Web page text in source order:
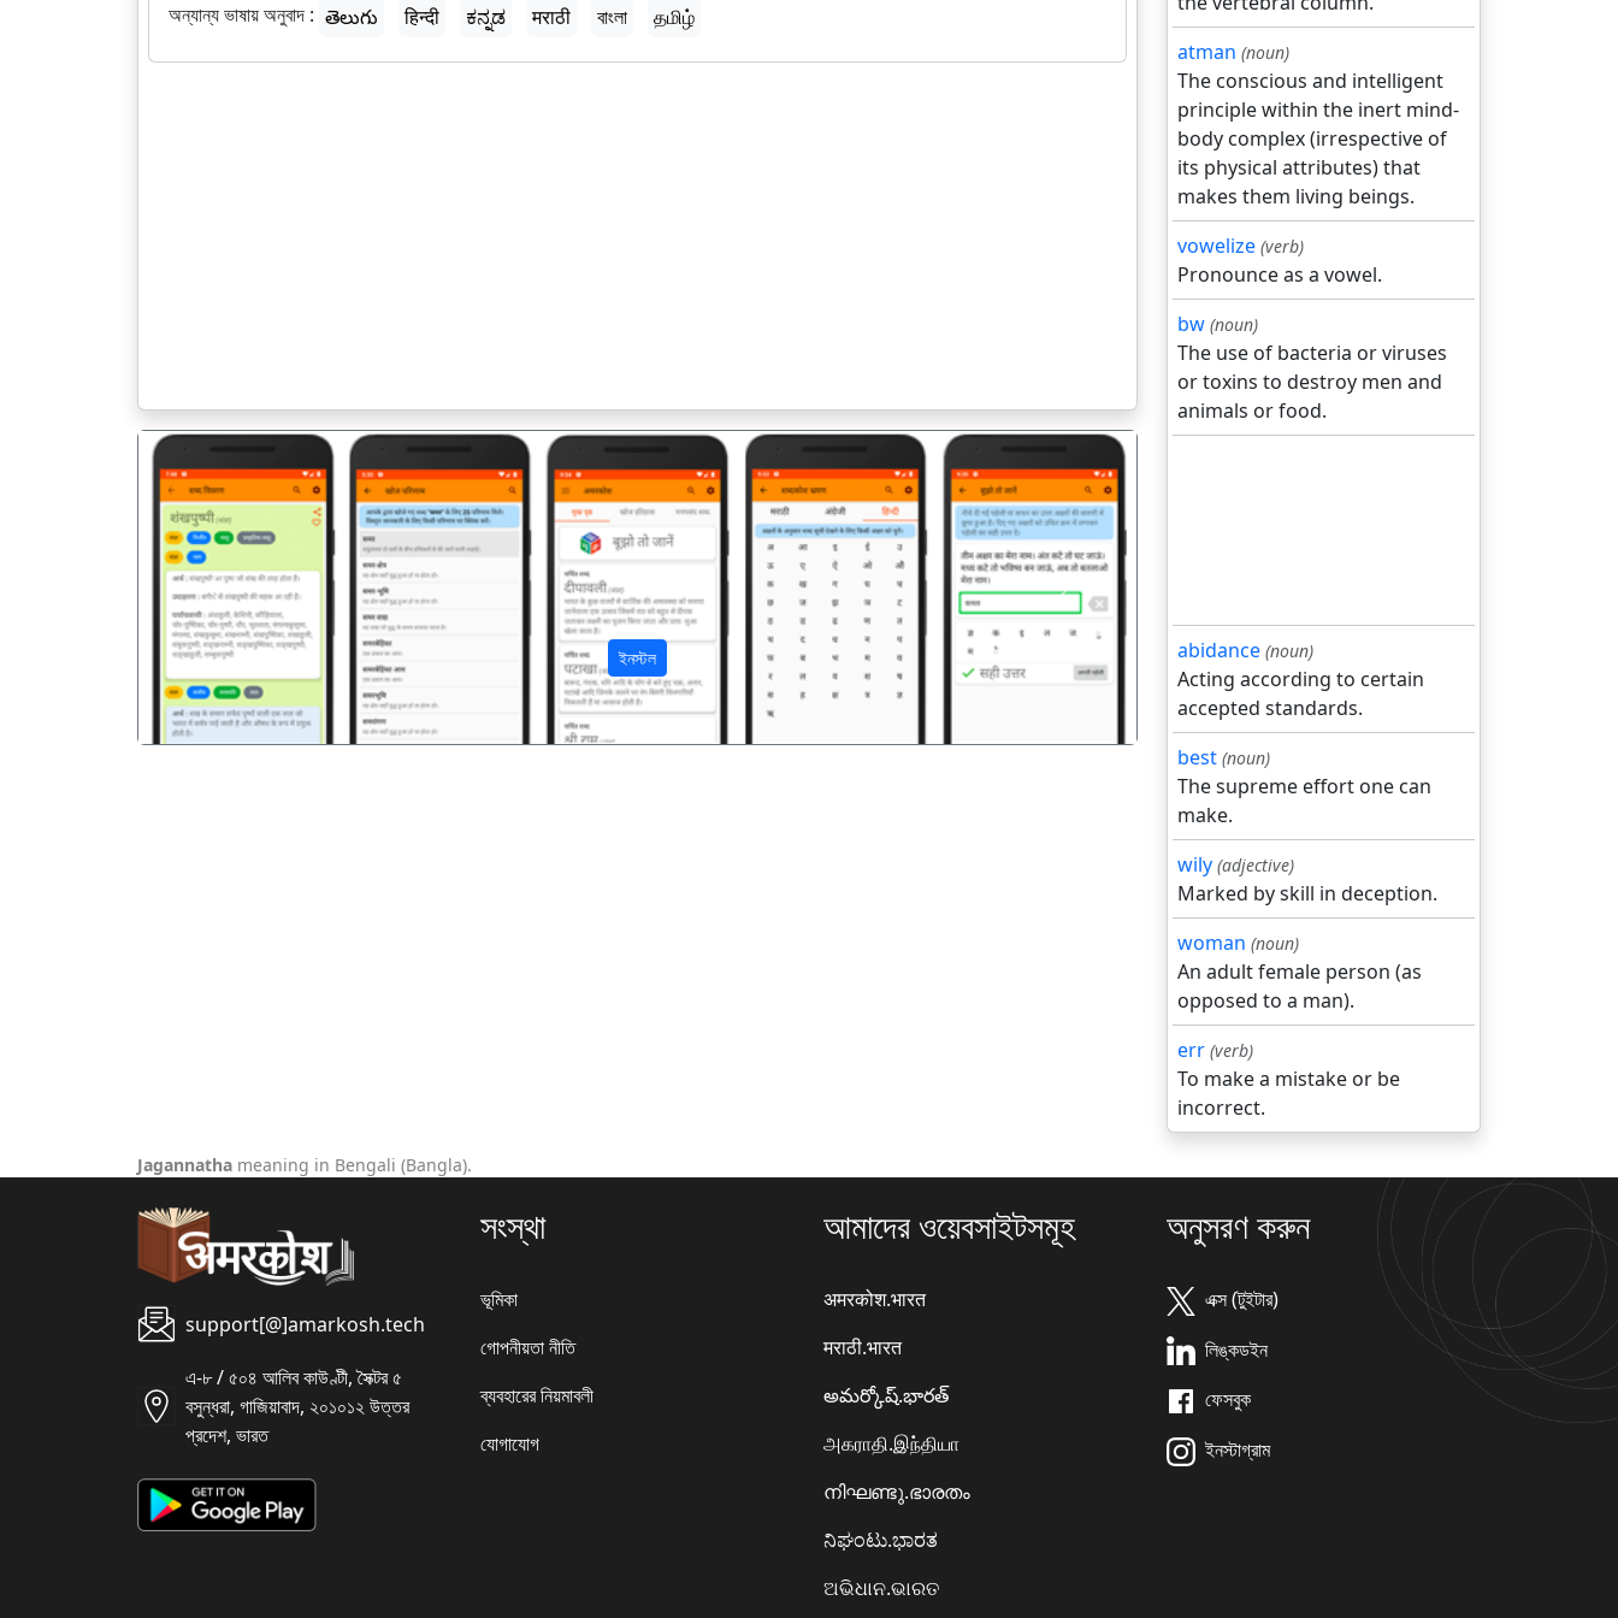
অন্যান্য ভাষায় অনুবাদ : తెలుగు हिन्दी ಕನ್ನಡ मराठी বাংলা தமிழ்
ইনস্টল
पिछला अगला
atman (noun)
The conscious and intelligent
principle within the inert mind-
body complex (irrespective of
its physical attributes) that
makes them living beings.
vowelize (verb)
Pronounce as a vowel.
bw (noun)
The use of bacteria or viruses
or toxins to destroy men and
animals or food.
abidance (noun)
Acting according to certain
accepted standards.
best (noun)
The supreme effort one can
make.
wily (adjective)
Marked by skill in deception.
woman (noun)
An adult female person (as
opposed to a man).
err (verb)
To make a mistake or be
incorrect.
Jagannatha meaning in Bengali (Bangla).
support[@]amarkosh.tech
এ-৮ / ৫০৪ আলিব কাউণ্টী, সৈক্টর ৫
বসুন্ধরা, গাজিয়াবাদ, ২০১০১২ উত্তর
প্রদেশ, ভারত
সংস্থা
ভূমিকা
গোপনীয়তা নীতি
ব্যবহারের নিয়মাবলী
যোগাযোগ
আমাদের ওয়েবসাইটসমূহ
अमरकोश.भारत
मराठी.भारत
అమర్కోష్.భారత్
அகராதி.இந்தியா
നിഘണ്ടു.ഭാരതം
ನಿಘಂಟು.ಭಾರತ
ଅଭିଧାନ.ଭାରତ
অনুসরণ করুন
এক্স (টুইটার)
লিঙ্কডইন
ফেসবুক
ইনস্টাগ্রাম